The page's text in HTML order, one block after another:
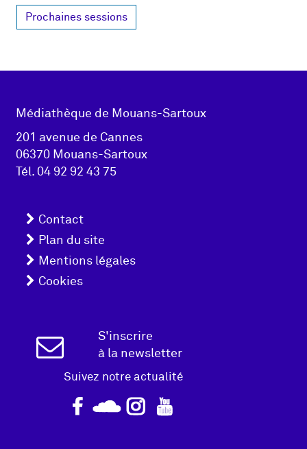
Prochaines sessions
Adresse
pied de
page
Médiathèque de Mouans-Sartoux
201 avenue de Cannes
06370 Mouans-Sartoux
Tél.04 92 92 43 75
Menu
pied
de
page
Contact
Plan du site
Mentions légales
Cookies
Inscription
Newsletter
S'inscrire
à la newsletter
Suivez notre actualité